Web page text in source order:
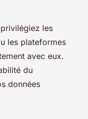
les
les plateformes
avec eux.
du
données